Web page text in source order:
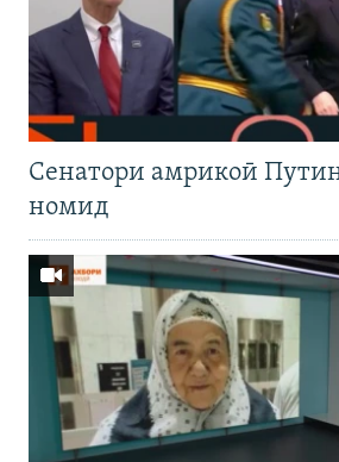
Cенатори амрикоӣ
номид